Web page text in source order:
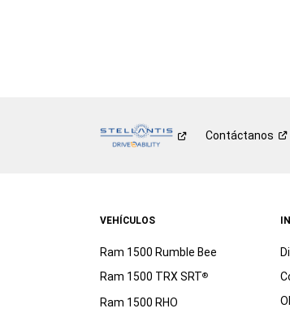
Contáctanos
VEHÍCULOS
Ram 1500 Rumble Bee
Ram 1500 TRX SRT®
Ram 1500 RHO